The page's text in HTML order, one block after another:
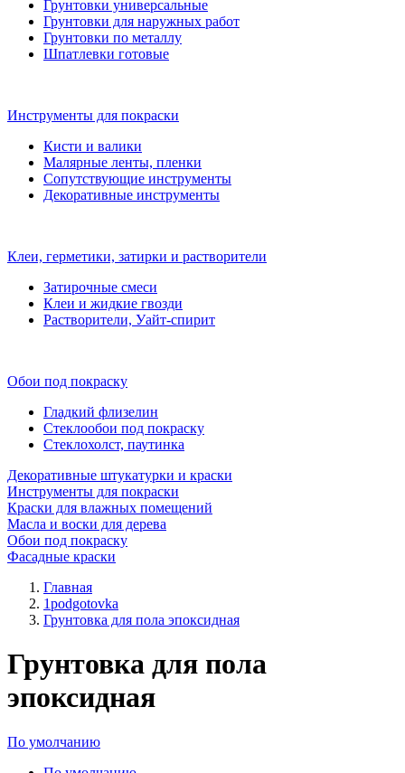
Грунтовки универсальные
Грунтовки для наружных работ
Грунтовки по металлу
Шпатлевки готовые
Инструменты для покраски
Кисти и валики
Малярные ленты, пленки
Сопутствующие инструменты
Декоративные инструменты
Клеи, герметики, затирки и растворители
Затирочные смеси
Клеи и жидкие гвозди
Растворители, Уайт-спирит
Обои под покраску
Гладкий флизелин
Стеклообои под покраску
Стеклохолст, паутинка
Декоративные штукатурки и краски
Инструменты для покраски
Краски для влажных помещений
Масла и воски для дерева
Обои под покраску
Фасадные краски
Главная
1podgotovka
Грунтовка для пола эпоксидная
Грунтовка для пола
эпоксидная
По умолчанию